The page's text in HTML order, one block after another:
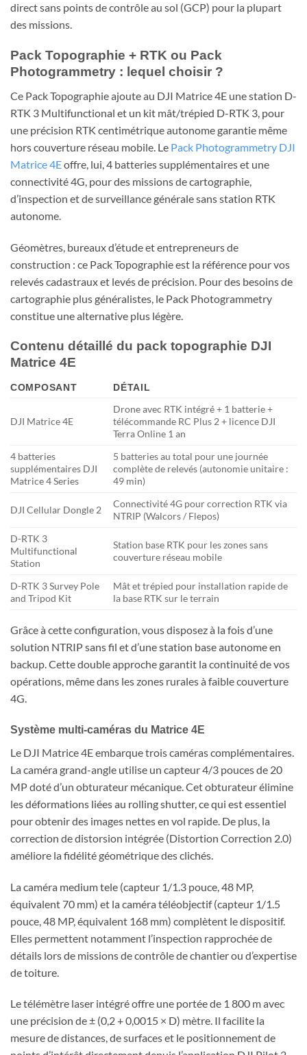
direct sans points de contrôle au sol (GCP) pour la plupart
des missions.
Pack Topographie + RTK ou Pack
Photogrammetry : lequel choisir ?
Ce Pack Topographie ajoute au DJI Matrice 4E une station D-
RTK 3 Multifunctional et un kit mât/trépied D-RTK 3, pour
une précision RTK centimétrique autonome garantie même
hors couverture réseau mobile. Le Pack Photogrammetry DJI
Matrice 4Eoffre, lui, 4 batteries supplémentaires et une
connectivité 4G, pour des missions de cartographie,
d’inspection et de surveillance générale sans station RTK
autonome.
Géomètres, bureaux d’étude et entrepreneurs de
construction : ce Pack Topographie est la référence pour vos
relevés cadastraux et levés de précision. Pour des besoins de
cartographie plus généralistes, le Pack Photogrammetry
constitue une alternative plus légère.
Contenu détaillé du pack topographie DJI
Matrice 4E
COMPOSANT DÉTAIL
DJI Matrice 4E
Drone avec RTK intégré + 1 batterie +
télécommande RC Plus 2 + licence DJI
Terra Online 1 an
4 batteries
supplémentaires DJI
Matrice 4 Series
5 batteries au total pour une journée
complète de relevés (autonomie unitaire :
49 min)
DJI Cellular Dongle 2
Connectivité 4G pour correction RTK via
NTRIP (Walcors / Flepos)
D-RTK 3
Multifunctional
Station
Station base RTK pour les zones sans
couverture réseau mobile
D-RTK 3 Survey Pole
and Tripod Kit
Mât et trépied pour installation rapide de
la base RTK sur le terrain
Grâce à cette configuration, vous disposez à la fois d’une
solution NTRIP sans fil et d’une station base autonome en
backup. Cette double approche garantit la continuité de vos
opérations, même dans les zones rurales à faible couverture
4G.
Système multi-caméras du Matrice 4E
Le DJI Matrice 4E embarque trois caméras complémentaires.
La caméra grand-angle utilise un capteur 4/3 pouces de 20
MP doté d’un obturateur mécanique. Cet obturateur élimine
les déformations liées au rolling shutter, ce qui est essentiel
pour obtenir des images nettes en vol rapide. De plus, la
correction de distorsion intégrée (Distortion Correction 2.0)
améliore la fidélité géométrique des clichés.
La caméra medium tele (capteur 1/1.3 pouce, 48 MP,
équivalent 70 mm) et la caméra téléobjectif (capteur 1/1.5
pouce, 48 MP, équivalent 168 mm) complètent le dispositif.
Elles permettent notamment l’inspection rapprochée de
détails lors de missions de contrôle de chantier ou d’expertise
de toiture.
Le télémètre laser intégré offre une portée de 1 800 m avec
une précision de ± (0,2 + 0,0015 × D) mètre. Il facilite la
mesure de distances, de surfaces et le positionnement de